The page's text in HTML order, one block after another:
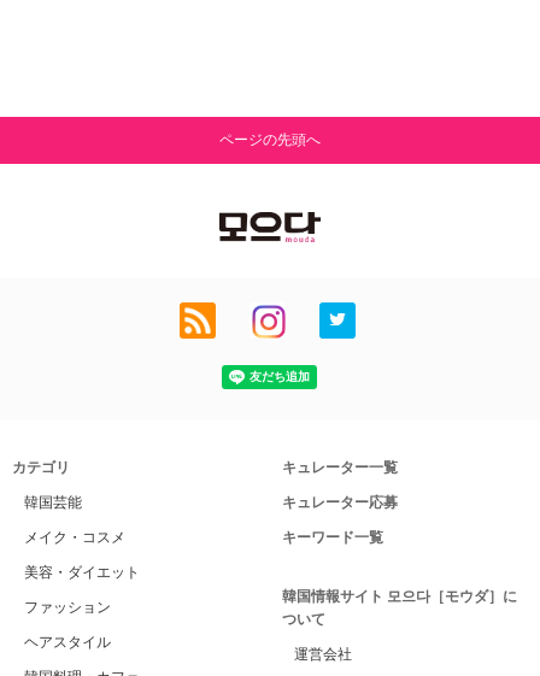
ページの先頭へ
カテゴリ
韓国芸能
メイク・コスメ
美容・ダイエット
ファッション
ヘアスタイル
キュレーター一覧
キュレーター応募
キーワード一覧
韓国情報サイト 모으다［モウダ］に
ついて
運営会社